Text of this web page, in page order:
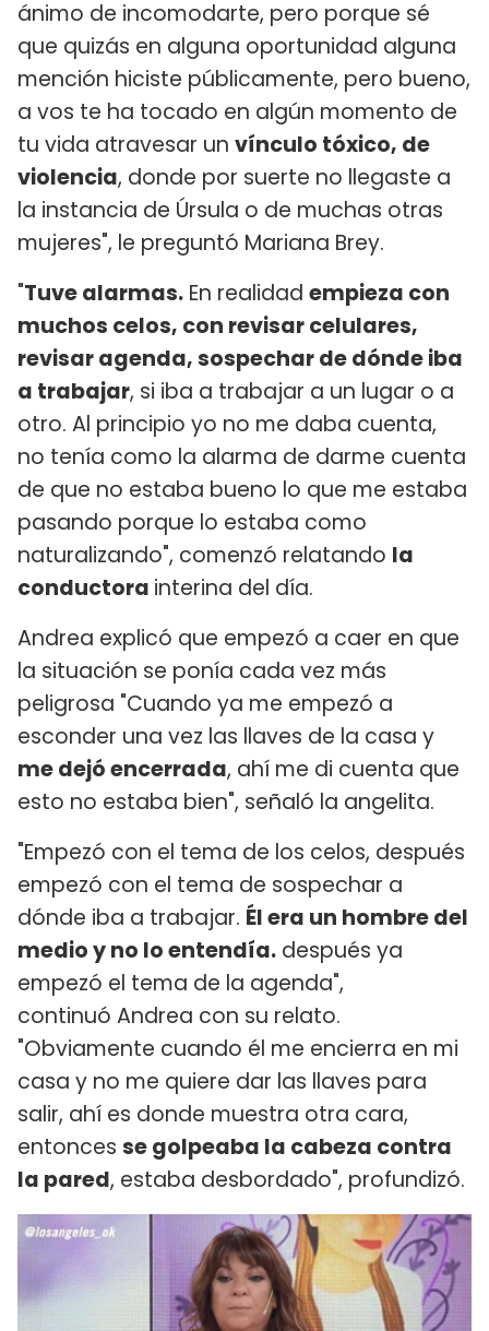
ánimo de incomodarte, pero porque sé
que quizás en alguna oportunidad alguna
mención hiciste públicamente, pero bueno,
a vos te ha tocado en algún momento de
tu vida atravesar un vínculo tóxico, de
violencia, donde por suerte no llegaste a
la instancia de Úrsula o de muchas otras
mujeres", le preguntó Mariana Brey.
"Tuve alarmas. En realidad empieza con
muchos celos, con revisar celulares,
revisar agenda, sospechar de dónde iba
a trabajar, si iba a trabajar a un lugar o a
otro. Al principio yo no me daba cuenta,
no tenía como la alarma de darme cuenta
de que no estaba bueno lo que me estaba
pasando porque lo estaba como
naturalizando", comenzó relatando la
conductora interina del día.
Andrea explicó que empezó a caer en que
la situación se ponía cada vez más
peligrosa "Cuando ya me empezó a
esconder una vez las llaves de la casa y
me dejó encerrada, ahí me di cuenta que
esto no estaba bien", señaló la angelita.
"Empezó con el tema de los celos, después
empezó con el tema de sospechar a
dónde iba a trabajar. É​l era un hombre del
medio y no lo entendía. después ya
empezó el tema de la agenda",
continuó Andrea con su relato.
"Obviamente cuando él me encierra en mi
casa y no me quiere dar las llaves para
salir, ahí es donde muestra otra cara,
entonces se golpeaba la cabeza contra
la pared, estaba desbordado", profundizó.